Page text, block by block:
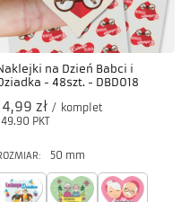
na Dzień Babci i
- 48szt. - DBD018
zł / komplet
PKT
50 mm